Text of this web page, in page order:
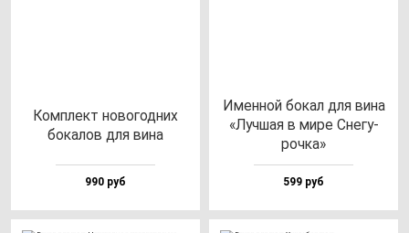
Ком­плект но­во­год­них
бо­ка­лов для ви­на
990 руб
Имен­ной бо­кал для ви­на
«Луч­шая в ми­ре Сне­гу­
роч­ка»
599 руб